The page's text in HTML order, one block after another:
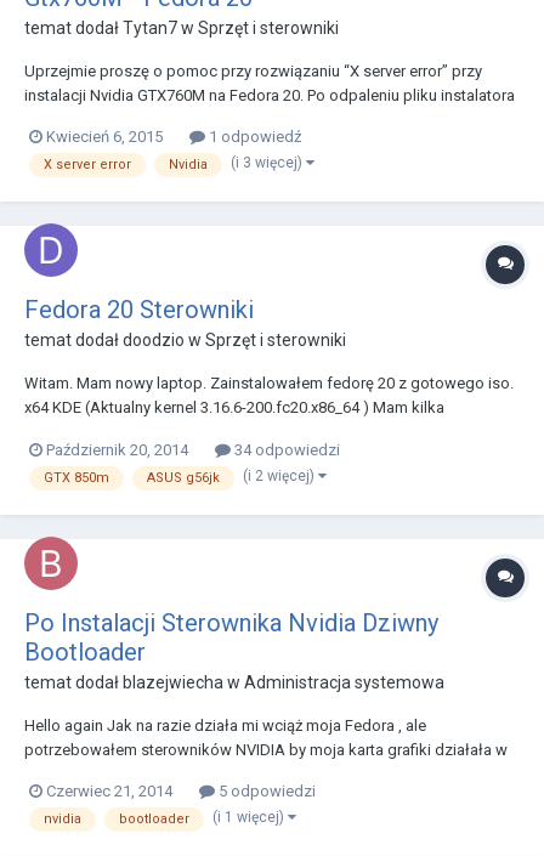
temat dodałTytan7w Sprzęt i sterowniki
Uprzejmie proszę o pomoc przy rozwiązaniu “X server error” przy
instalacji Nvidia GTX760M na Fedora 20. Po odpaleniu pliku instalatora
an X server; please exit X before installing.” Proszę o pomoc w
rozwiązaniu powyższego problemu.
Kwiecień 6, 2015 1 odpowiedź
X server error Nvidia (i 3 więcej)
Fedora 20 Sterowniki
temat dodałdoodzio w Sprzęt i sterowniki
Witam. Mam nowy laptop. Zainstalowałem fedorę 20 z gotowego iso.
x64 KDE (Aktualny kernel 3.16.6-200.fc20.x86_64 ) Mam kilka
kazdym razem speaker/master w alsamixer z poziomu konsoli Krutki
czas pracy na bateri (brak oszczedzania energi) -...
Październik 20, 2014 34 odpowiedzi
GTX 850m ASUS g56jk (i 2 więcej)
Po Instalacji Sterownika Nvidia Dziwny
Bootloader
temat dodał blazejwiecha w Administracja systemowa
Hello again Jak na razie działa mi wciąż moja Fedora , ale
potrzebowałem sterowników NVIDIA by moja karta grafiki działała w
już tego okrągłego logo po środku okna podczas ładowania tylko
taki stary pasek na dole ekranu leci. Jak p...
Czerwiec 21, 2014 5 odpowiedzi
nvidia bootloader (i 1 więcej)